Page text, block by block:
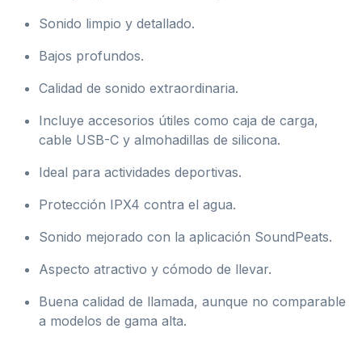
Sonido limpio y detallado.
Bajos profundos.
Calidad de sonido extraordinaria.
Incluye accesorios útiles como caja de carga,
cable USB-C y almohadillas de silicona.
Ideal para actividades deportivas.
Protección IPX4 contra el agua.
Sonido mejorado con la aplicación SoundPeats.
Aspecto atractivo y cómodo de llevar.
Buena calidad de llamada, aunque no comparable
a modelos de gama alta.